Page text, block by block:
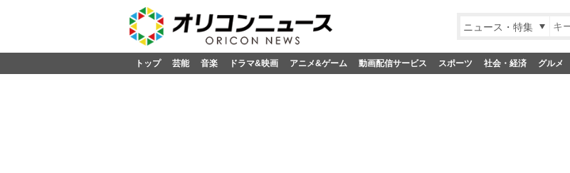
ニュース・特集
トップ 芸能 音楽 ドラマ&映画 アニメ&ゲーム 動画配信サービス スポーツ 社会・経済 グルメ